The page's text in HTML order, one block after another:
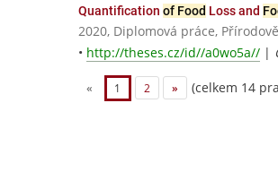
Quantification of Food Loss and
2020, Diplomová práce,
• http://theses.cz/id//a0wo5a// |
« 1 2 » (celkem 14